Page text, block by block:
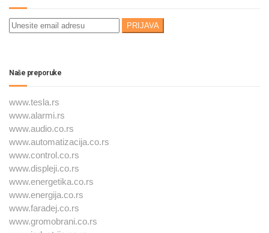
Naše preporuke
www.tesla.rs
www.alarmi.rs
www.audio.co.rs
www.automatizacija.co.rs
www.control.co.rs
www.displeji.co.rs
www.energetika.co.rs
www.energija.co.rs
www.faradej.co.rs
www.gromobrani.co.rs